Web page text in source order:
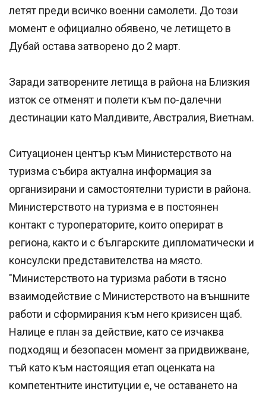
летят преди всичко военни самолети. До този
момент е официално обявено, че летището в
Дубай остава затворено до 2 март.
Заради затворените летища в района на Близкия
изток се отменят и полети към по-далечни
дестинации като Малдивите, Австралия, Виетнам.
Ситуационен център към Министерството на
туризма събира актуална информация за
организирани и самостоятелни туристи в района.
Министерството на туризма е в постоянен
контакт с туроператорите, които оперират в
региона, както и с българските дипломатически и
консулски представителства на място.
"Министерството на туризма работи в тясно
взаимодействие с Министерството на външните
работи и сформирания към него кризисен щаб.
Налице е план за действие, като се изчаква
подходящ и безопасен момент за придвижване,
тъй като към настоящия етап оценката на
компетентните институции е, че оставането на